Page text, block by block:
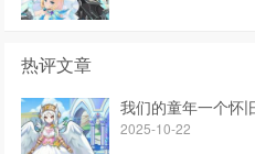
热评文章
我们的童年一个怀
2025-10-22